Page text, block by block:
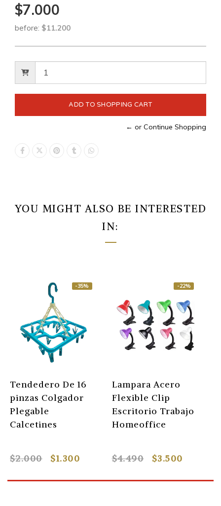
$7.000
before: $11.200
← or Continue Shopping
YOU MIGHT ALSO BE INTERESTED
IN:
-35%
Tendedero De 16
pinzas Colgador
Plegable
Calcetines
$2.000 $1.300
-22%
Lampara Acero
Flexible Clip
Escritorio Trabajo
Homeoffice
$4.490 $3.500